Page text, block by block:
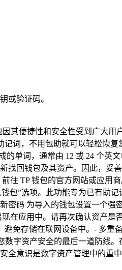
或验证码。
其便捷性和安全性受到广大
词，不用包助就可以轻松恢
单词，通常由 12 或 24 个英
回钱包及其资产。因此，妥
往 TP 钱包的官方网站或应用
包”选项。此功能专为已有助
码 为导入的钱包设置一个
在应用中。请再次确认资产
免存储在联网设备中。- 多
字资产安全的最后一道防线
全意识是数字资产管理中的重中